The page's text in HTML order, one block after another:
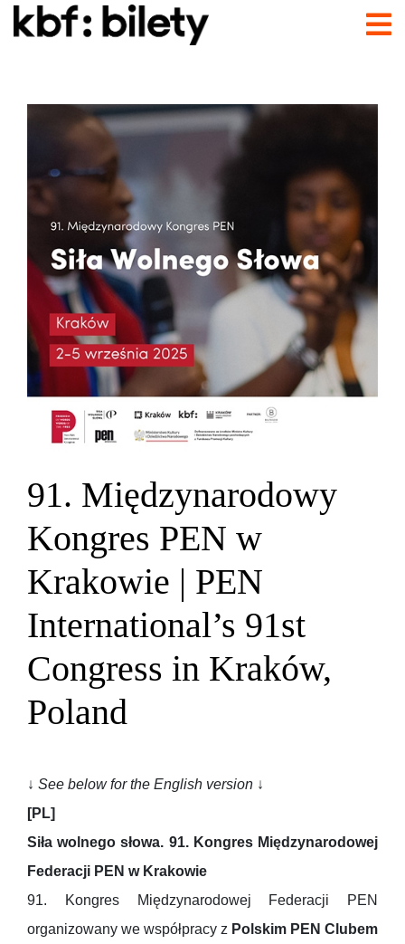
91. Międzynarodowy
Kongres PEN w
Krakowie | PEN
International’s 91st
Congress in Kraków,
Poland
↓ See below for the English version ↓
[PL]
Siła wolnego słowa. 91. Kongres Międzynarodowej
Federacji PEN w Krakowie
91. Kongres Międzynarodowej Federacji PEN
organizowany we współpracy z Polskim PEN Clubem